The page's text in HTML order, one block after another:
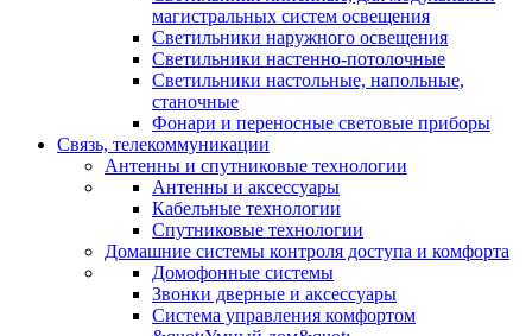
магистральных систем освещения
Светильники наружного освещения
Светильники настенно-потолочные
Светильники настольные, напольные,
станочные
Фонари и переносные световые приборы
Связь, телекоммуникации
Антенны и спутниковые технологии
Антенны и аксессуары
Кабельные технологии
Спутниковые технологии
Домашние системы контроля доступа и комфорта
Домофонные системы
Звонки дверные и аксессуары
Система управления комфортом